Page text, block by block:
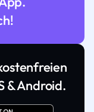
& Android.